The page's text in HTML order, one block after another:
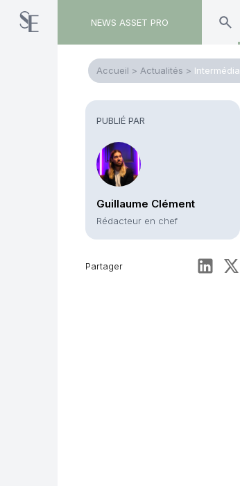
NEWS ASSET PRO
Accueil > Actualités >
PUBLIÉ PAR
Guillaume Clément
Rédacteur en chef
Partager